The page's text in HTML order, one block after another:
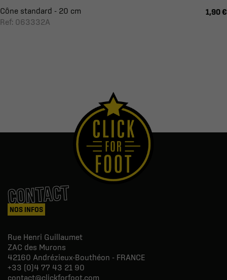
Cône standard - 20 cm
Ref: 063332A
1,90 €
CONTACT
NOS INFOS
Rue Henri Guillaumet
ZAC des Murons
42160 Andrézieux-Bouthéon - FRANCE
+33 (0)4 77 43 21 90
contact@clickforfoot.com